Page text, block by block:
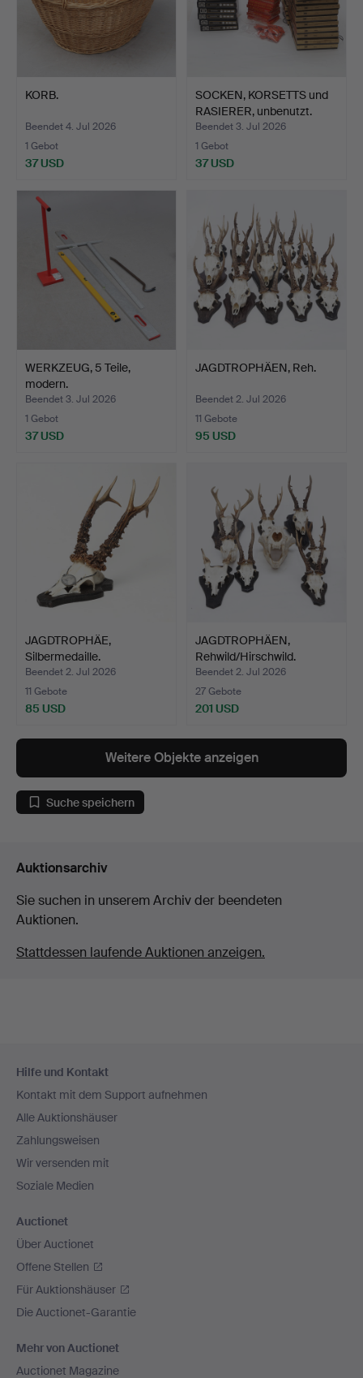
KORB.
Beendet 4. Jul 2026
1 Gebot
37 USD
SOCKEN, KORSETTS und
RASIERER, unbenutzt.
Beendet 3. Jul 2026
1 Gebot
37 USD
WERKZEUG, 5 Teile,
modern.
Beendet 3. Jul 2026
1 Gebot
37 USD
JAGDTROPHÄEN, Reh.
Beendet 2. Jul 2026
11 Gebote
95 USD
JAGDTROPHÄE,
Silbermedaille.
Beendet 2. Jul 2026
11 Gebote
85 USD
JAGDTROPHÄEN,
Rehwild/Hirschwild.
Beendet 2. Jul 2026
27 Gebote
201 USD
Weitere Objekte anzeigen
Suche speichern
Auktionsarchiv
Sie suchen in unserem Archiv der beendeten
Auktionen.
Stattdessen laufende Auktionen anzeigen.
Navigation
Hilfe und Kontakt
Kontakt mit dem Support aufnehmen
Alle Auktionshäuser
Zahlungsweisen
Wir versenden mit
Soziale Medien
Auctionet
Über Auctionet
Offene Stellen
Für Auktionshäuser
Die Auctionet-Garantie
Mehr von Auctionet
Auctionet Magazine